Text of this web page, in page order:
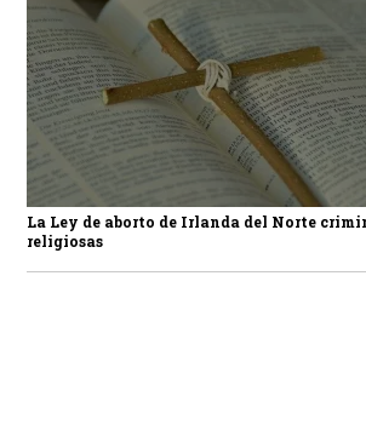
La Ley de aborto de Irlanda del Norte
religiosas